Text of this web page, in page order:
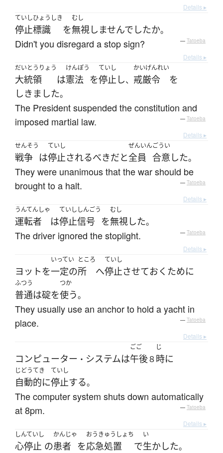
Details ▸
ていし
停止
ひょうしき
標識 を
むし
無視しませんでしたか。
Didn't you disregard a stop sign? — Tatoeba
Details ▸
だいとうりょう
大統領 は
けんぽう
憲法 を
ていし
停止 し、
かいげんれい
戒厳令
を
しきました。
The President suspended the constitution and
imposed martial law.
— Tatoeba
Details ▸
せんそう
戦争 は
ていし
停止されるべきだと
ぜんいん
全員
ごうい
合意 した。
They were unanimous that the war should be
brought to a halt.
— Tatoeba
Details ▸
うんてんしゃ
運転者 は
ていししんごう
停止信号 を
むし
無視した。
The driver ignored the stoplight. — Tatoeba
Details ▸
ヨット を
いってい
一定の
ところ
所 へ
ていし
停止させておく ために
ふつう
普通は碇を
つか
使う。
They usually use an anchor to hold a yacht in
place.
— Tatoeba
Details ▸
コンピューター ・ システムは
ごご
午後８
じ
時に
じどうてき
自動的に
ていし
停止する。
The computer system shuts down automatically
at 8pm.
— Tatoeba
Details ▸
しんていし
心停止 の
かんじゃ
患者 を
おうきゅうしょち
応急処置 で
い
生かした。